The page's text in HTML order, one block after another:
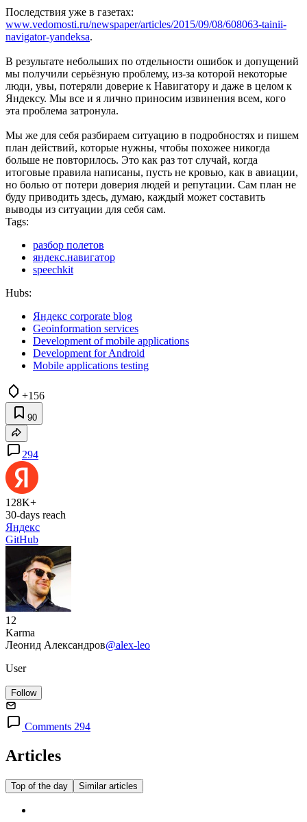
Последствия уже в газетах:
www.vedomosti.ru/newspaper/articles/2015/09/08/608063-tainii-
navigator-yandeksa.
В результате небольших по отдельности ошибок и допущений
мы получили серьёзную проблему, из-за которой некоторые
люди, увы, потеряли доверие к Навигатору и даже в целом к
Яндексу. Мы все и я лично приносим извинения всем, кого
эта проблема затронула.
Мы же для себя разбираем ситуацию в подробностях и пишем
план действий, которые нужны, чтобы похожее никогда
больше не повторилось. Это как раз тот случай, когда
итоговые правила написаны, пусть не кровью, как в авиации,
но болью от потери доверия людей и репутации. Сам план не
буду приводить здесь, думаю, каждый может составить
выводы из ситуации для себя сам.
Tags:
разбор полетов
яндекс.навигатор
speechkit
Hubs:
Яндекс corporate blog
Geoinformation services
Development of mobile applications
Development for Android
Mobile applications testing
+156
90
294
128K+
30-days reach
Яндекс
GitHub
12
Karma
Леонид Александров@alex-leo
User
Follow
Comments 294
Articles
Top of the day Similar articles